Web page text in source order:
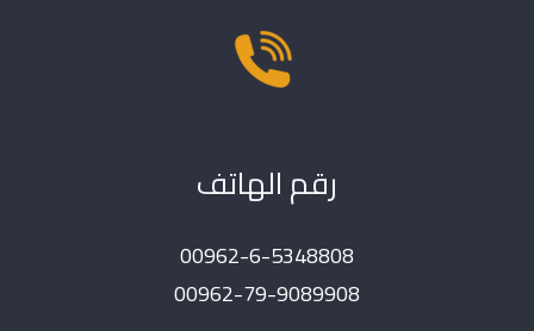
رقم الهاتف
00962-6-5348808
00962-79-9089908